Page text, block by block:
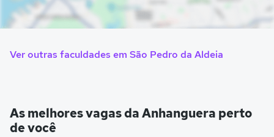
Ver outras faculdades em São Pedro da Aldeia
As melhores vagas da Anhanguera perto
de você